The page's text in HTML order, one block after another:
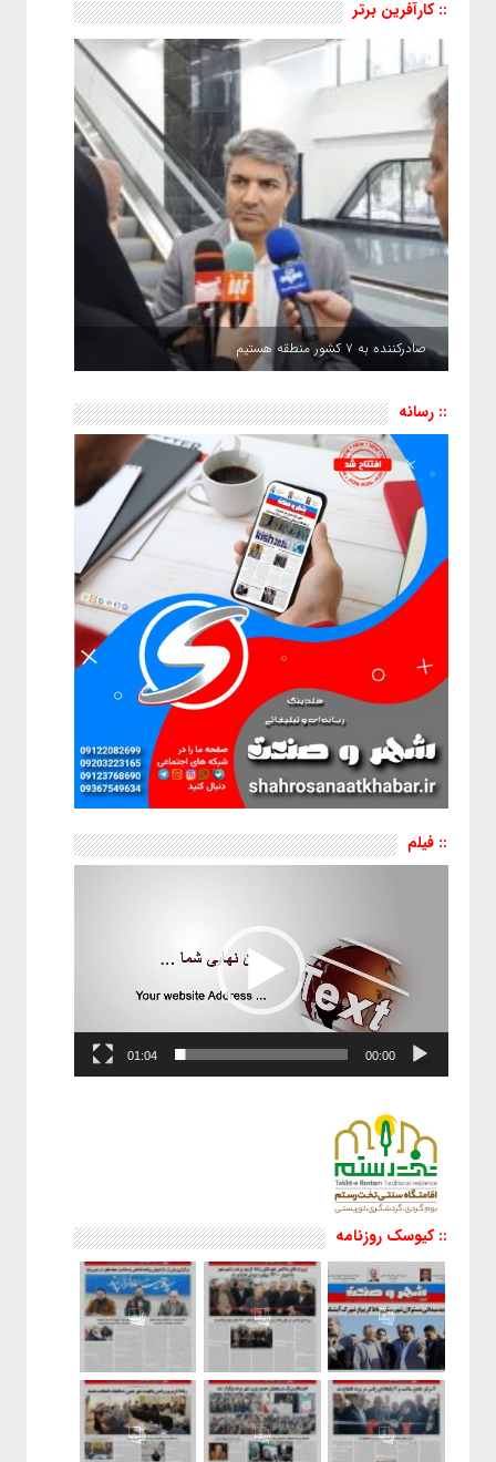
:: کارآفرین برتر
صادرکننده به ۷ کشور منطقه هستیم
:: رسانه
:: فیلم
نمایشگر
00:00
01:04
:: کیوسک روزنامه